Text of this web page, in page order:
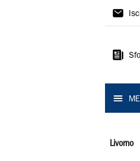
Il
Livorno